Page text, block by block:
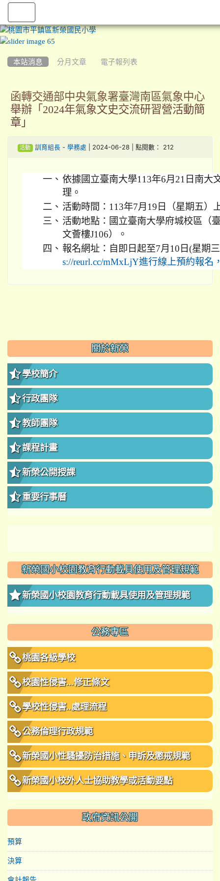
本站消息 分月文章 電子報列表
函轉交通部中央氣象署臺灣南區氣象中心
舉辦「2024年氣象文史交流研習營活動簡
章」
活動 訓育組長- 學務處 | 2024-06-28 | 點閱數： 212
一、 依據國立臺南大學113年6月21日南大
理。
二、 活動時間：113年7月19日（星期五）
三、 活動地點：國立臺南大學府城校區（
文薈樓J106）。
四、 報名網址：自即日起至7月10日(星期
s://reurl.cc/mMxLjY進行線上預約報名
::: 關於新榮
學校簡介
行政團隊
教師團隊
課程計畫
新榮公開授課
重要行事曆
新榮國小校園教育行動載具使用及管理規範
新榮國小校園教育行動載具使用及管理規範
公務專區
桃園各級學校
校園性侵害...修正條文
學校性侵害..處理流程
公務倫理行政規範
新榮國小性騷擾防治措施、申訴及懲戒規範
新榮國小校外人士協助教學或活動要點
政府資訊公開
預算
決算